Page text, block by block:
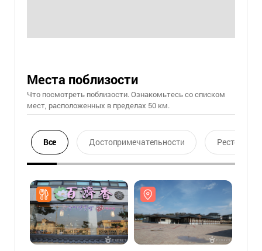
Места поблизости
Что посмотреть поблизости. Ознакомьтесь со списком
мест, расположенных в пределах 50 км.
Все Достопримечательности Ресторан